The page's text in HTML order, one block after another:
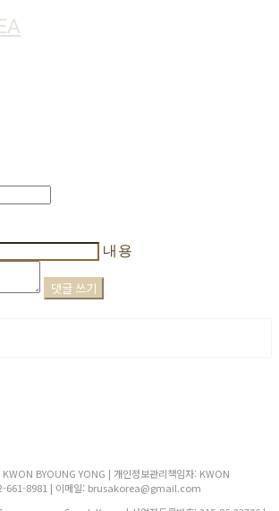
내용
댓글 쓰기
BYOUNG YONG | 개인정보관리책임자: KWON
661-8981 | 이메일: brusakorea@gmail.com